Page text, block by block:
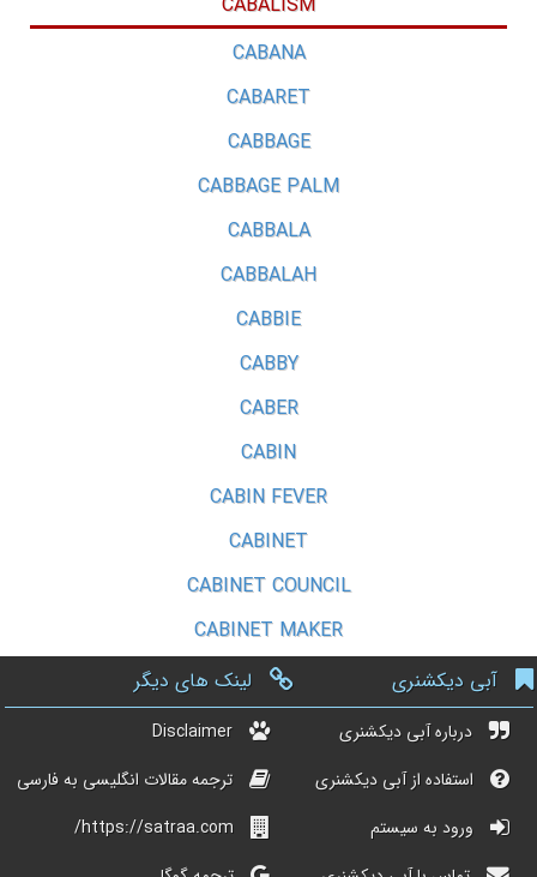
CABANA
CABARET
CABBAGE
CABBAGE PALM
CABBALA
CABBALAH
CABBIE
CABBY
CABER
CABIN
CABIN FEVER
CABINET
CABINET COUNCIL
CABINET MAKER
آبی دیکشنری
درباره آبی دیکشنری
استفاده از آبی دیکشنری
ورود به سیستم
لینک های دیگر
Disclaimer
ترجمه مقالات انگلیسی به فارسی
https://satraa.com/